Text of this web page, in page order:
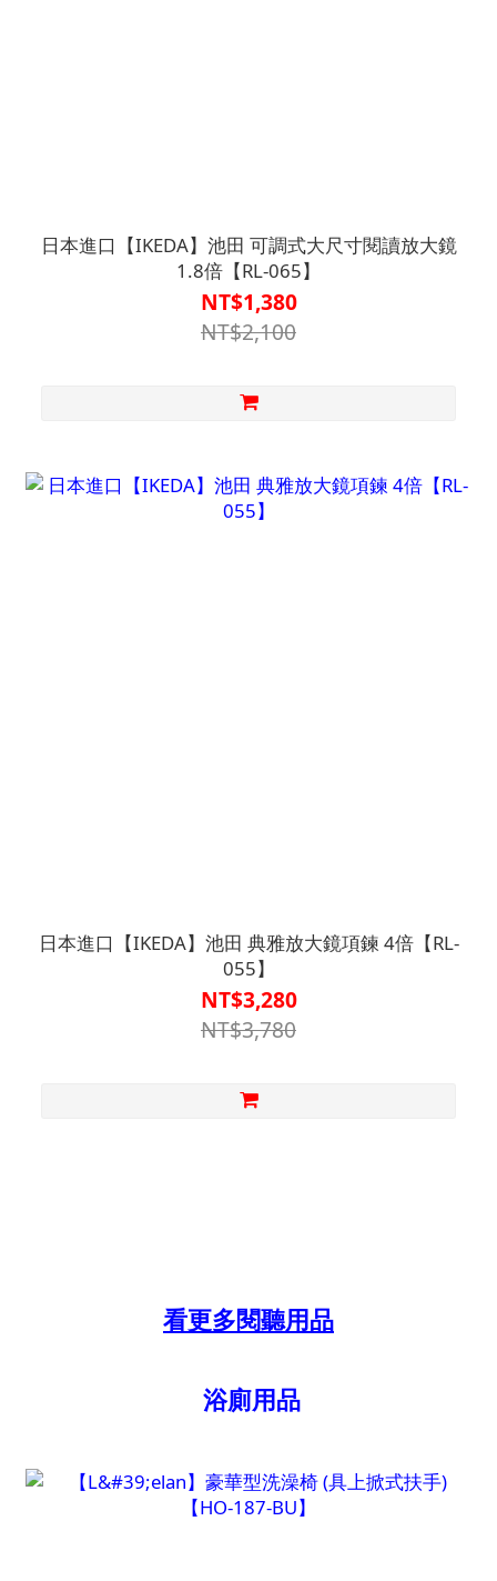
日本進口【IKEDA】池田 可調式大尺寸閱讀放大鏡
1.8倍【RL-065】
NT$1,380
NT$2,100
日本進口【IKEDA】池田 典雅放大鏡項鍊 4倍【RL-
055】
NT$3,280
NT$3,780
看更多閱聽用品
浴廁用品